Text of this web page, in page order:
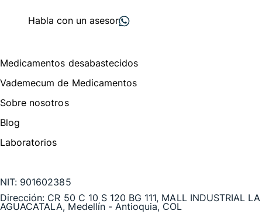
Habla con un asesor
Medicamentos desabastecidos
Vademecum de Medicamentos
Sobre nosotros
Blog
Laboratorios
NIT: 901602385
Dirección: CR 50 C 10 S 120 BG 111, MALL INDUSTRIAL LA
AGUACATALA, Medellín - Antioquia, COL